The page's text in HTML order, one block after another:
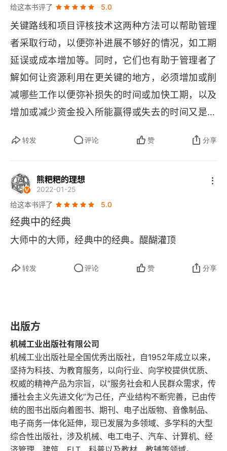
第39章 核查、控制和管理
第40章 管理人员和管理科学
第七部分 管理组织
第41章 新需要和新方法
第42章 组织的基本构成单位
第44章 组织设计的逻辑和规范
第45章 以工作和任务为中心的组织设计：职能制结
构和团队
第46章 以成果为中心的组织设计：联邦分权制和模
管理者与预算
精品推荐
给这本书评了 5.0
关键路线和项目评核技术这两种方法可以帮助管理
者采取行动，以便弥补进展不够好的情况，如工期
延误或成本增加等。同时，它们也有助于管理者了
解如何让资源利用在更关键的地方，必须增加或削
减哪些工作以便弥补损失的时间或加快工期，以及
增加或减少资金投入所能赢得或失去的时间又是多
转发 评论 赞 分享
熊粑粑的理想
2022-01-25
给这本书评了
5.0
经典中的经典
大师中的大师，经典中的经典。醍醐灌顶
转发 评论 赞 分享
出版方
机械工业出版社有限公司
机械工业出版社是全国优秀出版社，自1952年成立以来，
坚持为科技、为教育服务，以向行业、向学校提供优质、
权威的精神产品为宗旨，以“服务社会和人民群众需求，传
播社会主义先进文化”为己任，产业结构不断完善，已由传
统的图书出版向着图书、期刊、电子出版物、音像制品、
电子商务一体化延伸，现已发展为多领域、多学科的大型
综合性出版社，涉及机械、电工电子、汽车、计算机、经